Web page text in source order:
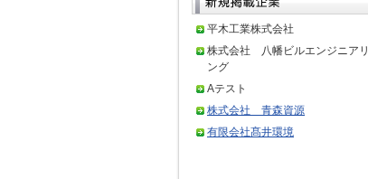
平木工業株式会社
株式会社 八幡ビルエンジニアリ
ング
Aテスト
株式会社 青森資源
有限会社髙井環境